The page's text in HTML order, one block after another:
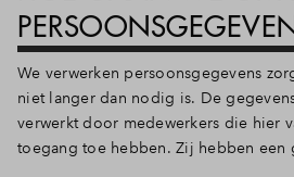
We verwerken persoonsgegevens
niet langer dan nodig is. De
verwerkt door medewerkers die hier
toegang toe hebben. Zij hebben een